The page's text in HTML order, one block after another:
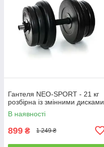
Гантеля NEO-SPORT - 21 кг
розбірна із змінними дисками
В наявності
899 ₴ 1 249 ₴